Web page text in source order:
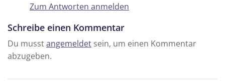
Zum Antworten anmelden
Schreibe einen Kommentar
Du musstangemeldet sein, um einen Kommentar
abzugeben.